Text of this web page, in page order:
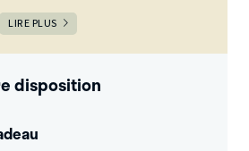
LIRE PLUS
disposition